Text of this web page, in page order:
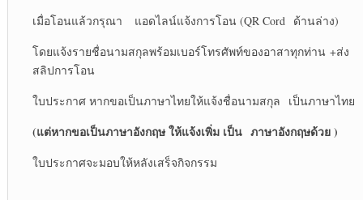
เมื่อโอนแล้วกรุณา แอดไลน์แจ้งการโอน (QR Cord ด้านล่าง)
โดยแจ้งรายชื่อนามสกุลพร้อมเบอร์โทรศัพท์ของอาสาทุกท่าน +ส่ง
สลิปการโอน
ใบประกาศ หากขอเป็นภาษาไทยให้แจ้งชื่อนามสกุล เป็นภาษาไทย
(แต่หากขอเป็นภาษาอังกฤษ ให้แจ้งเพิ่ม เป็นภาษาอังกฤษด้วย )
ใบประกาศจะมอบให้หลังเสร็จกิจกรรม